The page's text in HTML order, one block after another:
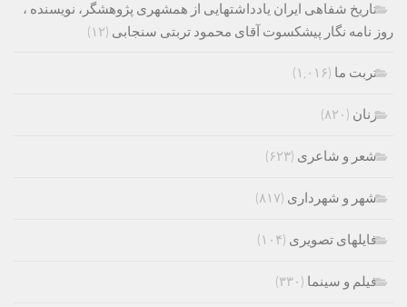
تاریخ شفاهی ایران یادداشتهایی از همشهری پژوهشگر، نویسنده ،
روز نامه نگار پیشکسوت آقای محمود تربتی سنجابی (۱۲)
تربت ما (۱,۰۱۶)
زنان (۸۲۰)
شعر و شاعری (۶۲۳)
شهر و شهرداری (۸۱۷)
فایلهای تصویری (۱۰۴)
فیلم و سینما (۳۳۰)